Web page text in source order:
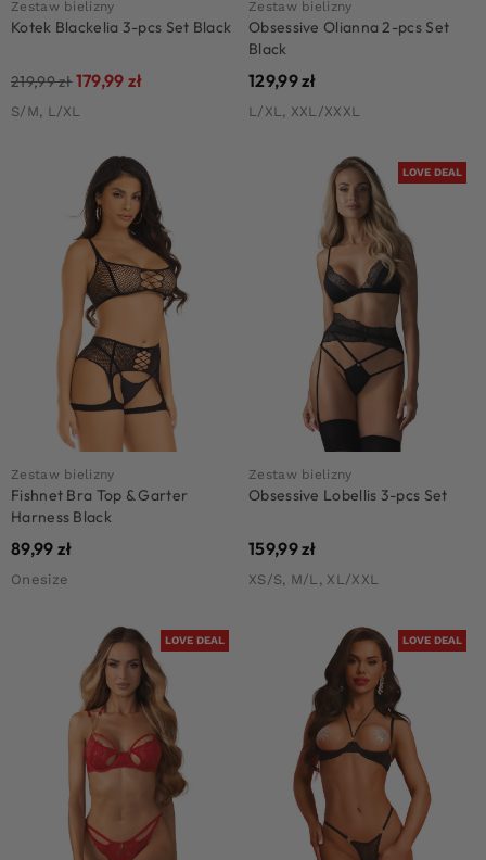
Zestaw bielizny
Kotek Blackelia 3-pcs Set Black
219,99zł179,99 zł
S/M, L/XL
Zestaw bielizny
Obsessive Olianna 2-pcs Set
Black
129,99zł
L/XL, XXL/XXXL
Zestaw bielizny
Fishnet Bra Top & Garter
Harness Black
89,99 zł
Onesize
LOVE DEAL
Zestaw bielizny
Obsessive Lobellis 3-pcs Set
159,99zł
XS/S, M/L, XL/XXL
LOVE DEAL LOVE DEAL